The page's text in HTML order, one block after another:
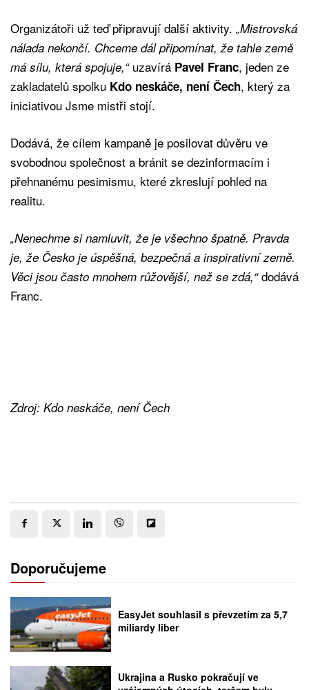
Organizátoři už teď připravují další aktivity. „Mistrovská
nálada nekončí. Chceme dál připomínat, že tahle země
má sílu, která spojuje,“uzavírá Pavel Franc, jeden ze
zakladatelů spolku Kdo neskáče, není Čech, který za
iniciativou Jsme mistři stojí.
Dodává, že cílem kampaně je posilovat důvěru ve
svobodnou společnost a bránit se dezinformacím i
přehnanému pesimismu, které zkreslují pohled na
realitu.
„Nenechme si namluvit, že je všechno špatně. Pravda
je, že Česko je úspěšná, bezpečná a inspirativní země.
Věci jsou často mnohem růžovější, než se zdá,“dodává
Franc.
Zdroj: Kdo neskáče, není Čech
Doporučujeme
EasyJet souhlasil s převzetím za 5,7
miliardy liber
Ukrajina a Rusko pokračují ve